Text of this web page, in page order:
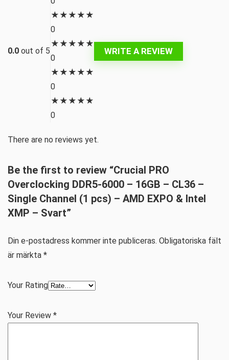
0.0 out of 5
★ ★ ★ ★ ★
0
★ ★ ★ ★ ★
0
★ ★ ★ ★ ★
0
★ ★ ★ ★ ★
0
WRITE A REVIEW
There are no reviews yet.
Be the first to review “Crucial PRO
Overclocking DDR5-6000 – 16GB – CL36 –
Single Channel (1 pcs) – AMD EXPO & Intel
XMP – Svart”
Din e-postadress kommer inte publiceras. Obligatoriska fält
är märkta *
Your Rating
Your Review *